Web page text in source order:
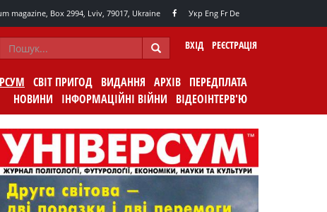
magazine, Box 2994, Lviv, 79017, Ukraine Укр Eng Fr De
ВХІД РЕЄСТРАЦІЯ
СВІТ ПРИГОД ВИДАННЯ АРХІВ ПЕРЕДПЛАТА
НОВИНИ
ІНФОРМАЦІЙНІ ВІЙНИ ВІДЕОІНТЕРВ'Ю